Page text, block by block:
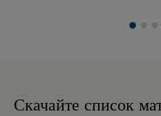
Скачайте список